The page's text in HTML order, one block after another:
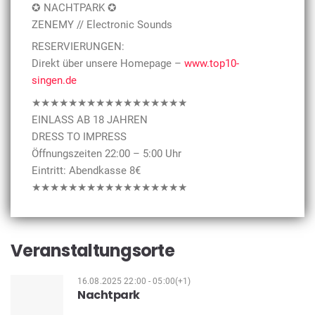
✪ NACHTPARK ✪
ZENEMY // Electronic Sounds
RESERVIERUNGEN:
Direkt über unsere Homepage – www.top10-
singen.de
★★★★★★★★★★★★★★★★★
EINLASS AB 18 JAHREN
DRESS TO IMPRESS
Öffnungszeiten 22:00 – 5:00 Uhr
Eintritt: Abendkasse 8€
★★★★★★★★★★★★★★★★★
Veranstaltungsorte
16.08.2025 22:00 - 05:00(+1)
Nachtpark